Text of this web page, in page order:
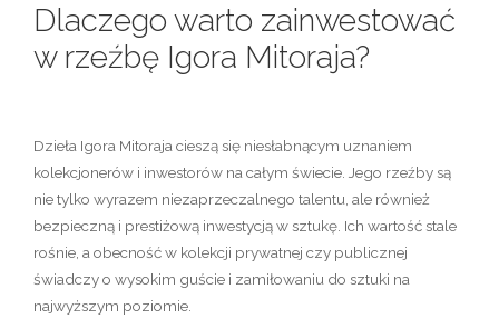
Dlaczego warto zainwestować
w rzeźbę Igora Mitoraja?
Dzieła Igora Mitoraja cieszą się niesłabnącym uznaniem
kolekcjonerów i inwestorów na całym świecie. Jego rzeźbysą
nie tylko wyrazem niezaprzeczalnego talentu, ale również
bezpieczną i prestiżową inwestycją w sztukę . Ich wartość stale
rośnie, a obecność w kolekcji prywatnej czy publicznej
świadczy o wysokim guście i zamiłowaniu do sztuki na
najwyższym poziomie.